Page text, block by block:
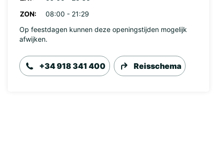
ZON:
08:00 - 21:29
Op feestdagen kunnen deze openingstijden mogelijk
afwijken.
+34 918 341 400 Reisschema